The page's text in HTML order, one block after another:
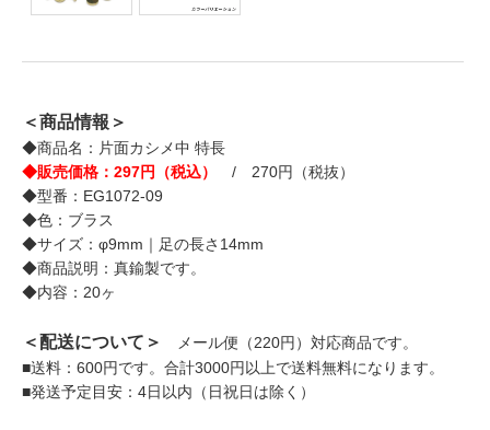
＜商品情報＞
◆商品名：片面カシメ中 特長
◆販売価格：297円（税込）
/ 270円（税抜）
◆型番：EG1072-09
◆色：ブラス
◆サイズ：φ9mm｜足の長さ14mm
◆商品説明：真鍮製です。
◆内容：20ヶ
＜配送について＞
メール便（220円）対応商品です。
■送料：600円です。合計3000円以上で送料無料になります。
■発送予定目安：4日以内（日祝日は除く）